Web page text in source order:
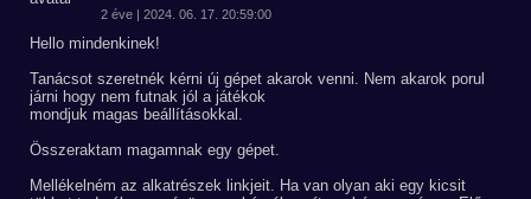
2 éve | 2024. 06. 17. 20:59:00
Hello mindenkinek!
Tanácsot szeretnék kérni új gépet akarok venni. Nem akarok porul
járni hogy nem futnak jól a játékok
mondjuk magas beállításokkal.
Összeraktam magamnak egy gépet.
Mellékelném az alkatrészek linkjeit. Ha van olyan aki egy kicsit